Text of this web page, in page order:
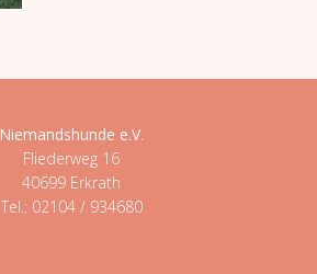
Niemandshunde e.V.
Fliederweg 16
40699 Erkrath
Tel.: 02104 / 934680